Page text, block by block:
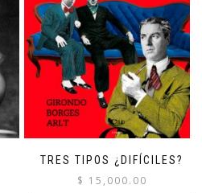
TRES TIPOS ¿DIFÍCILES?
$ 15,000.00